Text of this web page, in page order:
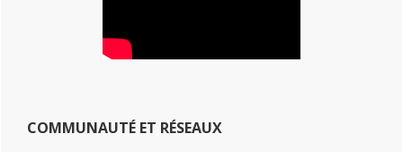
COMMUNAUTÉ ET RÉSEAUX